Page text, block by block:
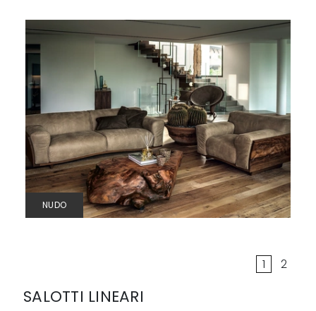
NUDO
1 2
SALOTTI LINEARI